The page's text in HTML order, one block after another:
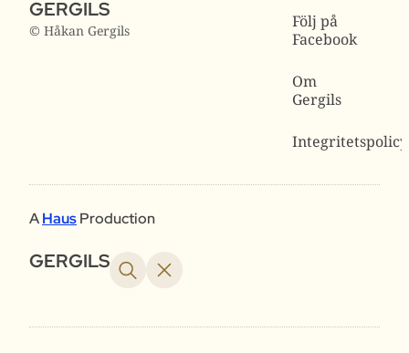
GERGILS
© Håkan Gergils
Följ på
Facebook
Om
Gergils
Integritetspolicy
AHausProduction
GERGILS